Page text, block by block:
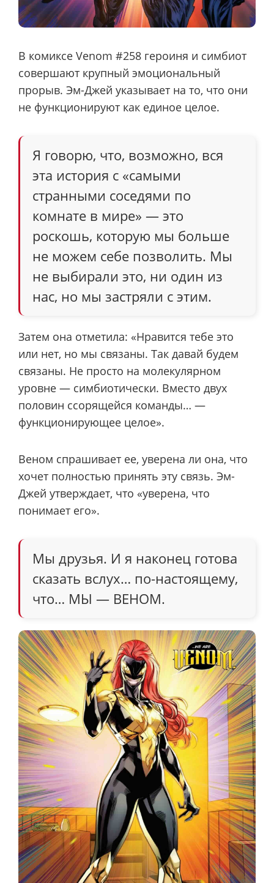
В комиксе Venom #258 героиня и симбиот
совершают крупный эмоциональный
прорыв. Эм-Джей указывает на то, что они
не функционируют как единое целое.
Я говорю, что, возможно, вся
эта история с «самыми
странными соседями по
комнате в мире» — это
роскошь, которую мы больше
не можем себе позволить. Мы
не выбирали это, ни один из
нас, но мы застряли с этим.
Затем она отметила: «Нравится тебе это
или нет, но мы связаны. Так давай будем
связаны. Не просто на молекулярном
уровне — симбиотически. Вместо двух
половин ссорящейся команды… —
функционирующее целое».
Веном спрашивает ее, уверена ли она, что
хочет полностью принять эту связь. Эм-
Джей утверждает, что «уверена, что
понимает его».
Мы друзья. И я наконец готова
сказать вслух… по-настоящему,
что… МЫ — ВЕНОМ.